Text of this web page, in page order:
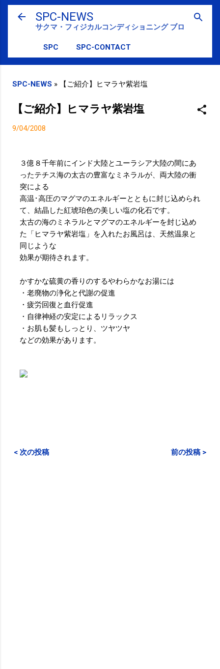
スキップしてメイン コンテンツに移動
SPC-NEWS
サクマ・フィジカルコンディショニング ブログ
SPC SPC-CONTACT
SPC-NEWS » 【ご紹介】ヒマラヤ紫岩塩
【ご紹介】ヒマラヤ紫岩塩
9/04/2008
３億８千年前にインド大陸とユーラシア大陸の間にあ
ったテチス海の太古の豊富なミネラルが、両大陸の衝
突による
高温･高圧のマグマのエネルギーとともに封じ込められ
て、結晶した紅琥珀色の美しい塩の化石です。
太古の海のミネラルとマグマのエネルギーを封じ込め
た「ヒマラヤ紫岩塩」を入れたお風呂は、天然温泉と
同じような
効果が期待されます。
かすかな硫黄の香りのするやわらかなお湯には
・老廃物の浄化と代謝の促進
・疲労回復と血行促進
・自律神経の安定によるリラックス
・お肌も髪もしっとり、ツヤツヤ
などの効果があります。
< 次の投稿 前の投稿 >